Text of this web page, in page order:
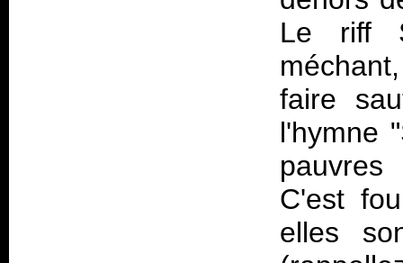
Le riff
faire
l'hymne
C'est
elles